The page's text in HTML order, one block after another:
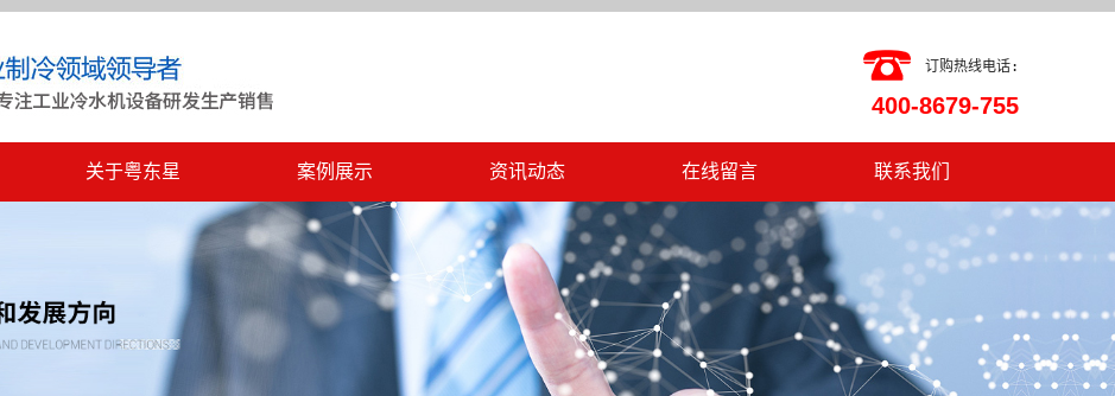
订购热线电话:
400-8679-755
关于粤东星 案例展示 资讯动态 在线留言 联系我们